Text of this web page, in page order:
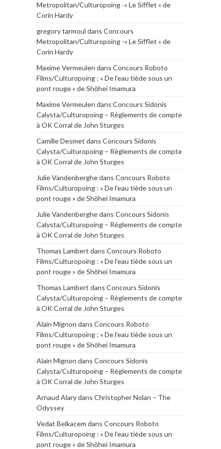
Metropolitan/Culturopoing -« Le Sifflet » de
Corin Hardy
gregory tarmoul dans Concours
Metropolitan/Culturopoing -« Le Sifflet » de
Corin Hardy
Maxime Vermeulen dans Concours Roboto
Films/Culturopoing : « De l’eau tiède sous un
pont rouge » de Shōhei Imamura
Maxime Vermeulen dans Concours Sidonis
Calysta/Culturopoing – Règlements de compte
à OK Corral de John Sturges
Camille Desmet dans Concours Sidonis
Calysta/Culturopoing – Règlements de compte
à OK Corral de John Sturges
Julie Vandenberghedans Concours Roboto
Films/Culturopoing : « De l’eau tiède sous un
pont rouge » de Shōhei Imamura
Julie Vandenberghedans Concours Sidonis
Calysta/Culturopoing – Règlements de compte
à OK Corral de John Sturges
Thomas Lambert dans Concours Roboto
Films/Culturopoing : « De l’eau tiède sous un
pont rouge » de Shōhei Imamura
Thomas Lambert dans Concours Sidonis
Calysta/Culturopoing – Règlements de compte
à OK Corral de John Sturges
Alain Mignon dans Concours Roboto
Films/Culturopoing : « De l’eau tiède sous un
pont rouge » de Shōhei Imamura
Alain Mignon dans Concours Sidonis
Calysta/Culturopoing – Règlements de compte
à OK Corral de John Sturges
Arnaud Alarydans Christopher Nolan – The
Odyssey
Vedat Belkacem dans Concours Roboto
Films/Culturopoing : « De l’eau tiède sous un
pont rouge » de Shōhei Imamura